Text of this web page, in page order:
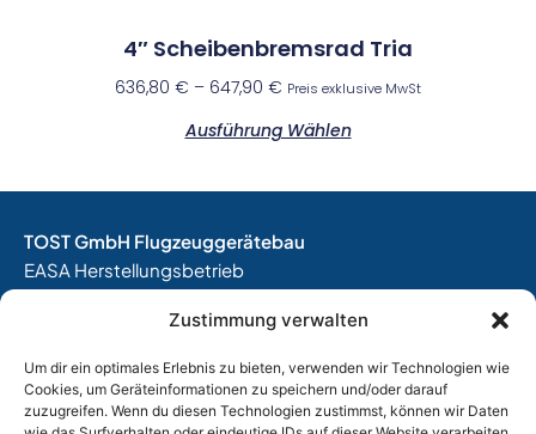
Zustimmung verwalten
Um dir ein optimales Erlebnis zu bieten, verwenden wir Technologien wie
Cookies, um Geräteinformationen zu speichern und/oder darauf
zuzugreifen. Wenn du diesen Technologien zustimmst, können wir Daten
4″ Scheibenbremsrad Tria
636,80 € – 647,90 € Preis exklusive MwSt
Ausführung Wählen
TOST GmbH Flugzeuggerätebau
EASA Herstellungsbetrieb
Entwicklungsbetrieb
Thalkirchner Straße 62
80337 München